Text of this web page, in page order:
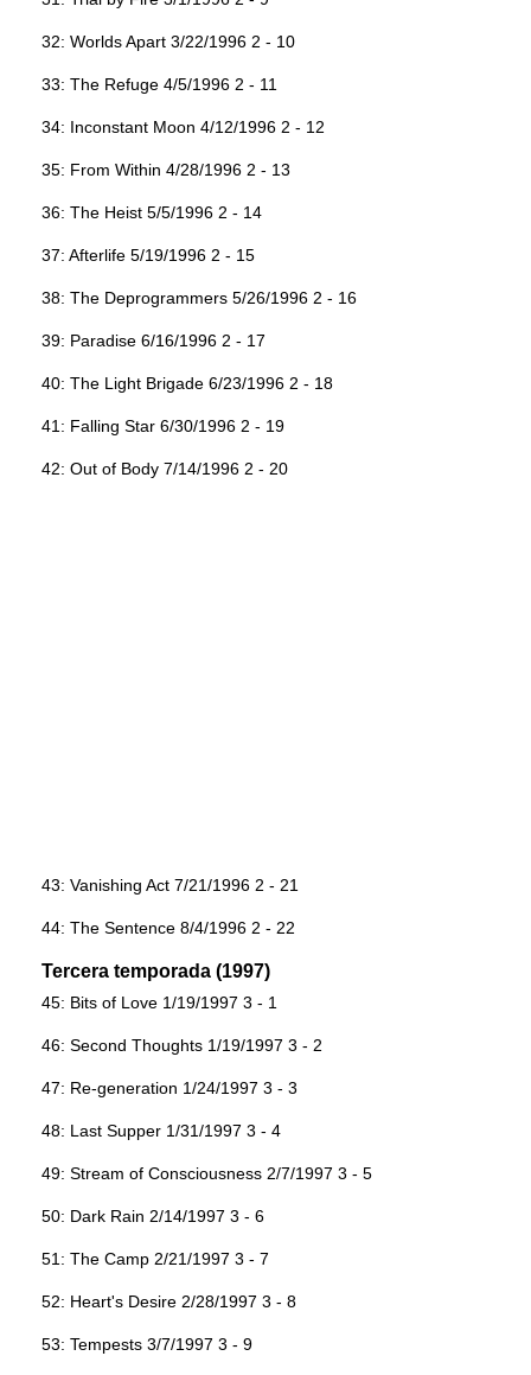
32: Worlds Apart 3/22/1996 2 - 10
33: The Refuge 4/5/1996 2 - 11
34: Inconstant Moon 4/12/1996 2 - 12
35: From Within 4/28/1996 2 - 13
36: The Heist 5/5/1996 2 - 14
37: Afterlife 5/19/1996 2 - 15
38: The Deprogrammers 5/26/1996 2 - 16
39: Paradise 6/16/1996 2 - 17
40: The Light Brigade 6/23/1996 2 - 18
41: Falling Star 6/30/1996 2 - 19
42: Out of Body 7/14/1996 2 - 20
43: Vanishing Act 7/21/1996 2 - 21
44: The Sentence 8/4/1996 2 - 22
Tercera temporada (1997)
45: Bits of Love 1/19/1997 3 - 1
46: Second Thoughts 1/19/1997 3 - 2
47: Re-generation 1/24/1997 3 - 3
48: Last Supper 1/31/1997 3 - 4
49: Stream of Consciousness 2/7/1997 3 - 5
50: Dark Rain 2/14/1997 3 - 6
51: The Camp 2/21/1997 3 - 7
52: Heart's Desire 2/28/1997 3 - 8
53: Tempests 3/7/1997 3 - 9